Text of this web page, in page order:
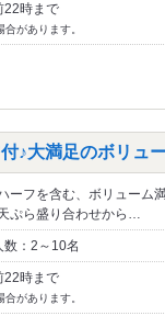
22時まで
があります。
付♪大満足のボリ
ーフを含む、ボリューム
ぷら盛り合わせから…
数：2～10名
22時まで
があります。